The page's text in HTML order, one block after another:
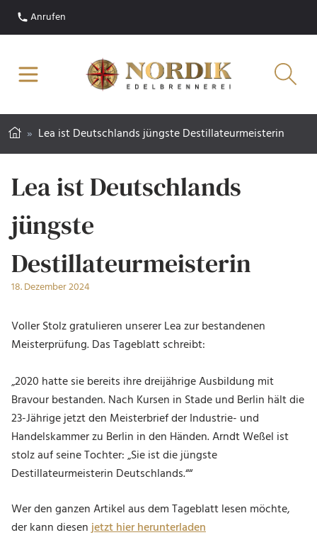
Anrufen
» Lea ist Deutschlands jüngste Destillateurmeisterin
Lea ist Deutschlands
jüngste
Destillateurmeisterin
18. Dezember 2024
Voller Stolz gratulieren unserer Lea zur bestandenen
Meisterprüfung. Das Tageblatt schreibt:
2020 hatte sie bereits ihre dreijährige Ausbildung mit
Bravour bestanden. Nach Kursen in Stade und Berlin hält die
23-Jährige jetzt den Meisterbrief der Industrie- und
Handelskammer zu Berlin in den Händen. Arndt Weßel ist
stolz auf seine Tochter: „Sie ist die jüngste
Destillateurmeisterin Deutschlands.“
Wer den ganzen Artikel aus dem Tageblatt lesen möchte,
der kann diesenjetzt hier herunterladen